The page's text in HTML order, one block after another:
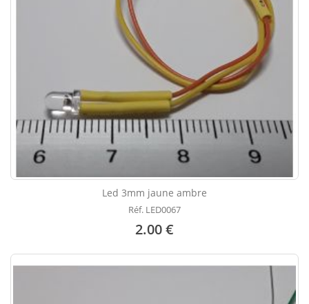
Led 3mm jaune ambre
Réf. LED0067
2.00 €